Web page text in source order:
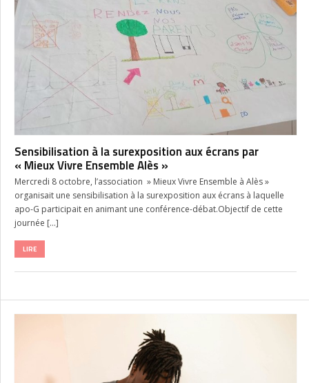
Sensibilisation à la surexposition aux écrans par
« Mieux Vivre Ensemble Alès »
Mercredi 8 octobre, l’association » Mieux Vivre Ensemble à Alès »
organisait une sensibilisation à la surexposition aux écrans à laquelle
apo-G participait en animant une conférence-débat.Objectif de cette
journée […]
LIRE